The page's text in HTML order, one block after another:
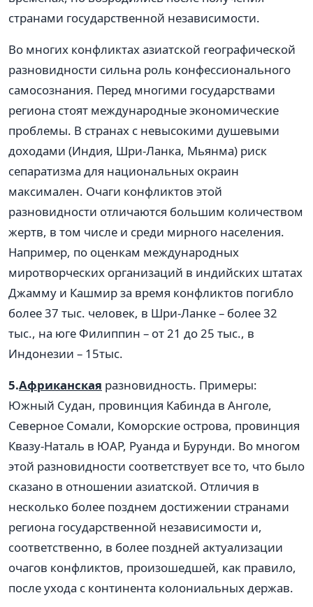
странами государственной независимости.
Во многих конфликтах азиатской географической
разновидности сильна роль конфессионального
самосознания. Перед многими государствами
региона стоят международные экономические
проблемы. В странах с невысокими душевыми
доходами (Индия, Шри-Ланка, Мьянма) риск
сепаратизма для национальных окраин
максимален. Очаги конфликтов этой
разновидности отличаются большим количеством
жертв, в том числе и среди мирного населения.
Например, по оценкам международных
миротворческих организаций в индийских штатах
Джамму и Кашмир за время конфликтов погибло
более 37 тыс. человек, в Шри-Ланке – более 32
тыс., на юге Филиппин – от 21 до 25 тыс., в
Индонезии – 15тыс.
5.Африканская разновидность. Примеры:
Южный Судан, провинция Кабинда в Анголе,
Северное Сомали, Коморские острова, провинция
Квазу-Наталь в ЮАР, Руанда и Бурунди. Во многом
этой разновидности соответствует все то, что было
сказано в отношении азиатской. Отличия в
несколько более позднем достижении странами
региона государственной независимости и,
соответственно, в более поздней актуализации
очагов конфликтов, произошедшей, как правило,
после ухода с континента колониальных держав.